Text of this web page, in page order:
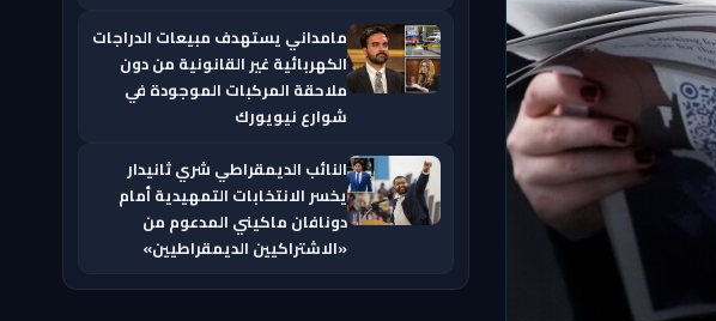
مامداني يستهدف مبيعات الدراجات
الكهربائية غير القانونية من دون
ملاحقة المركبات الموجودة في
شوارع نيويورك
النائب الديمقراطي شري ثانيدار
يخسر الانتخابات التمهيدية أمام
دونافان ماكيني المدعوم من
«الاشتراكيين الديمقراطيين»